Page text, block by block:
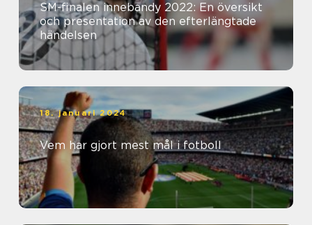
SM-finalen innebandy 2022: En översikt
och presentation av den efterlängtade
händelsen
18. januari 2024
Vem har gjort mest mål i fotboll